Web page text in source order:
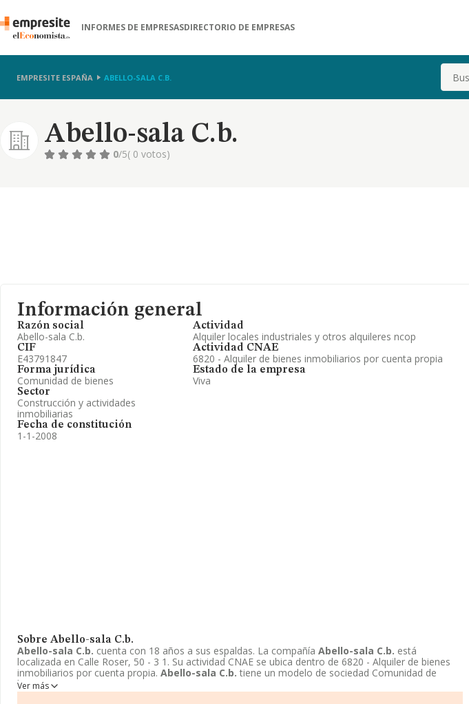
INFORMES DE EMPRESASDIRECTORIO DE EMPRESAS
EMPRESITE ESPAÑA ABELLO-SALA C.B. Buscar
Abello-sala C.b.
0/5( 0 votos)
Información general
Razón social
Abello-sala C.b.
CIF
E43791847
Forma jurídica
Comunidad de bienes
Sector
Construcción y actividades
inmobiliarias
Fecha de constitución
1-1-2008
Actividad
Alquiler locales industriales y otros alquileres ncop
Actividad CNAE
6820 - Alquiler de bienes inmobiliarios por cuenta propia
Estado de la empresa
Viva
Sobre Abello-sala C.b.
Abello-sala C.b. cuenta con 18 años a sus espaldas. La compañía Abello-sala C.b. está
localizada en Calle Roser, 50 - 3 1. Su actividad CNAE se ubica dentro de 6820 - Alquiler de bienes
inmobiliarios por cuenta propia. Abello-sala C.b. tiene un modelo de sociedad Comunidad de
bienes.
Ver más